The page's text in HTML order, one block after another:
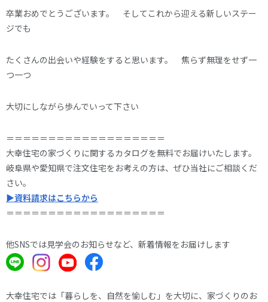
卒業おめでとうございます。 そしてこれから迎える新しいステー
ジでも
たくさんの出会いや経験をすると思います。 焦らず無理をせず一
つ一つ
大切にしながら歩んでいって下さい
＝＝＝＝＝＝＝＝＝＝＝＝＝＝＝＝＝＝＝
大幸住宅の家づくりに関するカタログを無料でお届けいたします。
岐阜県や愛知県で注文住宅をお考えの方は、ぜひ当社にご相談くだ
さい。
▶資料請求はこちらから
＝＝＝＝＝＝＝＝＝＝＝＝＝＝＝＝＝＝＝
他SNSでは見学会のお知らせなど、新着情報をお届けします
大幸住宅では「暮らしを、自然を愉しむ」を大切に、家づくりのお